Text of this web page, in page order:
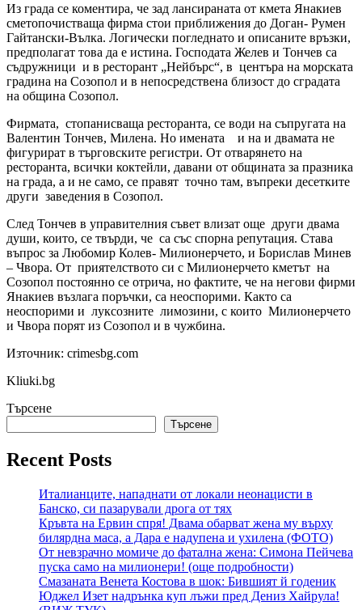
Из града се коментира, че зад лансираната от кмета Янакиев
сметопочистваща фирма стои приближения до Доган- Румен
Гайтански-Вълка. Логически погледнато и описаните връзки,
предполагат това да е истина. Господата Желев и Тончев са
съдружници и в ресторант „Нейбърс“, в центъра на морската
градина на Созопол и в непосредствена близост до сградата
на община Созопол.
Фирмата, стопанисваща ресторанта, се води на съпругата на
Валентин Тончев, Милена. Но имената и на и двамата не
фигурират в търговските регистри. От отварянето на
ресторанта, всички коктейли, давани от общината за празника
на града, а и не само, се правят точно там, въпреки десетките
други заведения в Созопол.
След Тончев в управителния съвет влизат още други двама
души, които, се твърди, че са със спорна репутация. Става
въпрос за Любомир Колев- Милионерчето, и Борислав Минев
– Чвора. От приятелството си с Милионерчето кметът на
Созопол постоянно се отрича, но фактите, че на негови фирми
Янакиев възлага поръчки, са неоспорими. Както са
неоспорими и луксозните лимозини, с които Милионерчето
и Чвора порят из Созопол и в чужбина.
Източник: crimesbg.com
Kliuki.bg
Търсене
Търсене
Recent Posts
Италианците, нападнати от локали неонацисти в
Банско, си пазарували дрога от тях
Кръвта на Ервин спря! Двама обарват жена му върху
билярдна маса, а Дара е надупена и ухилена (ФОТО)
От невзрачно момиче до фатална жена: Симона Пейчева
пуска само на милионери! (още подробности)
Смазаната Венета Костова в шок: Бившият й годеник
Юджел Изет надрънка куп лъжи пред Дениз Хайрула!